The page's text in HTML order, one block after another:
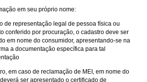
em seu próprio nome:
de representação legal de pessoa física ou
conferido por procuração, o cadastro deve ser
em nome do consumidor, apresentando-se na
a documentação específica para tal
em caso de reclamação de MEI, em nome do
ser apresentado o certificado de